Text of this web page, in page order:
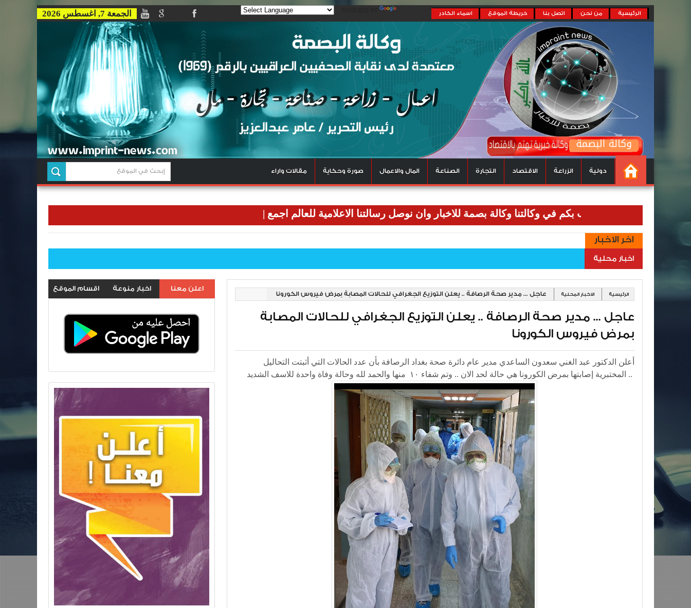
الرئيسية من نحن اتصل بنا خريطة الموقع اسماء الكادر الجمعة 7, اغسطس 2026
دولية الزراعة الاقتصاد التجارة الصناعة المال والاعمال صورة وحكاية مقالات واراء
الكرام نرحب بكم في وكالتنا وكالة بصمة للاخبار وان نوصل رسالتنا الاعلامية للعالم اجمع|
اخر الاخبار
اخبار محلية
الرئيسية الاخبار المحلية عاجل ... مدير صحة الرصافة .. يعلن التوزيع الجغرافي للحالات المصابة بمرض فيروس الكورونا
عاجل ... مدير صحة الرصافة .. يعلن التوزيع الجغرافي للحالات المصابة
بمرض فيروس الكورونا
أعلن الدكتور عبد الغني سعدون الساعدي مدير عام دائرة صحة بغداد الرصافة بأن عدد الحالات التي أثبتت التحاليل
المختبرية إصابتها بمرض الكورونا هي حالة لحد الان .. وتم شفاء ١٠ منها والحمد لله وحالة وفاة واحدة للاسف الشديد ..
اعلن معنا اخبار منوعة اقسام الموقع